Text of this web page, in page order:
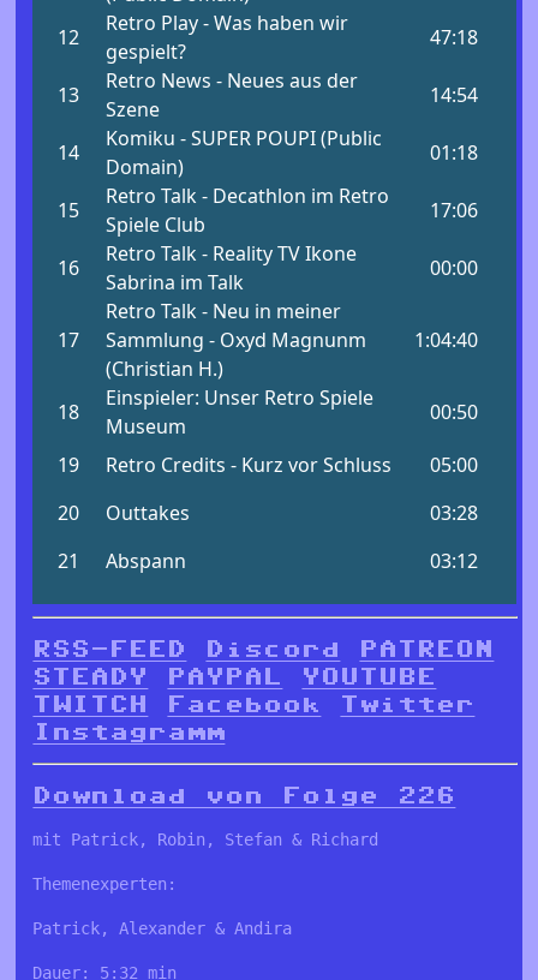
RSS-FEED Discord
PATREON
STEADY
PAYPAL
YOUTUBE
TWITCH
Facebook
Twitter
Instagramm
Download von Folge 226
mit Patrick, Robin, Stefan & Richard
Themenexperten:
Patrick, Alexander & Andira
Dauer: 5:32 min